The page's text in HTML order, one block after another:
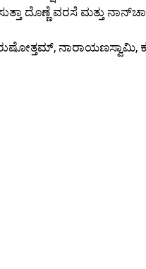
ದೊಣ್ಣೆ ವರಸೆ ಮತ್ತು
ನಾರಾಯಣಸ್ವಾಮಿ,